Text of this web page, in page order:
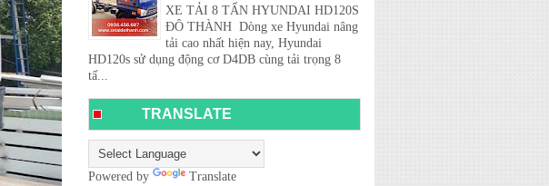
XE TẢI 8 TẤN HYUNDAI HD120S
ĐÔ THÀNH Dòng xe Hyundai nâng
tải cao nhất hiện nay, Hyundai
HD120s sử dụng động cơ D4DB cùng tải trọng 8
tấ...
TRANSLATE
Powered by Translate